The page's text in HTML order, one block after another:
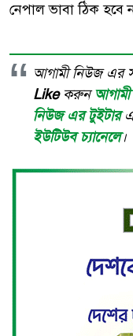
নেপাল ভাবা ঠিক হবে
আগামী নিউজ এর
Likeকরুন
নিউজ এর টুইটার
ইউটিউব চ্যানেলে।